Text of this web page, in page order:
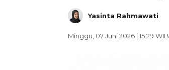
Yasinta Rahmawati
Minggu, 07 Juni 2026 | 15:29 WIB